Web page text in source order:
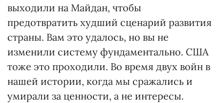
выходили на Майдан, чтобы
предотвратить худший сценарий развития
страны. Вам это удалось, но вы не
изменили систему фундаментально. США
тоже это проходили. Во время двух войн в
нашей истории, когда мы сражались и
умирали за ценности, а не интересы.